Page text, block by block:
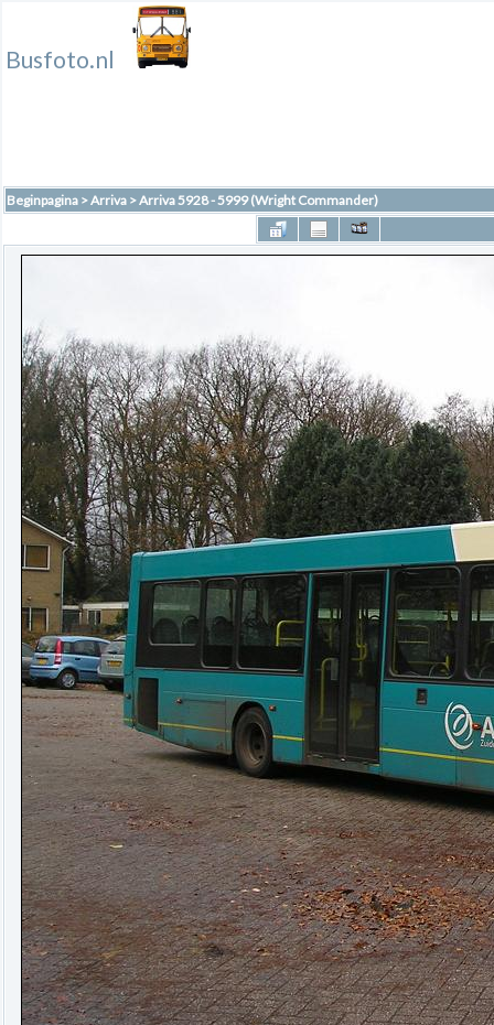
Busfoto.nl
Beginpagina >Arriva >Arriva 5928 - 5999 (Wright Commander)